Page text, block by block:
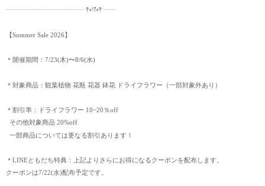
┈┈┈┈┈┈┈┈┈┈┈┈ 𖤣𖥧𖥣𖡡𖥧𖤣 ┈┈
【Summer Sale 2026】
＊開催期間：7/23(木)〜8/6(水)
＊対象商品：観葉植物 花瓶 花器 鉢花 ドライフラワー（一部対象外あり）
＊割引率：ドライフラワー 10~20％off
その他対象商品 20%off
一部商品については更なる割引あります！
＊LINEともだち特典：上記よりさらにお得になるクーポンを配布します。
クーポンは7/22(水)配布予定です。